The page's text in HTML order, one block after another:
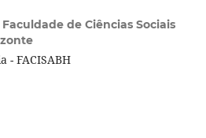
Faculdade de Ciências Sociais
- FACISABH